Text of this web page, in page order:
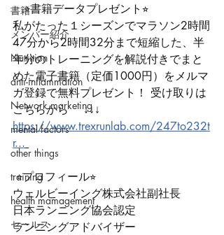
書籍
メンバー紹介
Nutrition
anti-inflammation
Network marketing
mental factors
other things
training
health mamagement
セールス
⭐︎書籍データプレゼント⭐︎
私がたった１シーズンでマラソン2時間
47分から2時間32分まで短縮した、半
年分のトレーニングを解説付きでまと
めた電子書籍（定価1000円）をメルマ
ガ登録で無料プレゼント！ 受け取りは
こちらから 　↓↓↓
https://www.trexrunlab.com/247to232t
r...
⭐︎プロフィール⭐︎
ウェルビーイング株式会社副社長
日本ランニング協会認定
ランニングアドバイザー